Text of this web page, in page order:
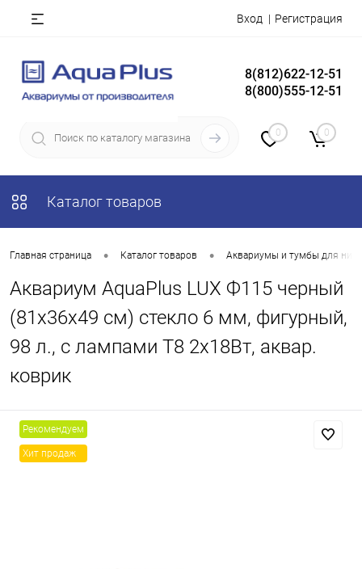
Вход Регистрация
8(812)622-12-51
8(800)555-12-51
0 0
Каталог товаров
Главная страница • Каталог товаров • Аквариумы и тумбы для них
Аквариум AquaPlus LUX Ф115 черный
(81х36х49 см) стекло 6 мм, фигурный,
98 л., с лампами Т8 2х18Вт, аквар.
коврик
Рекомендуем
Хит продаж